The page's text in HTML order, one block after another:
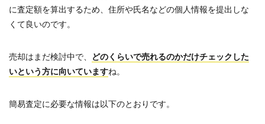
に査定額を算出するため、住所や氏名などの個人情報を提出しな
くて良いのです。
売却はまだ検討中で、
どのくらいで売れるのかだけチェックした
いという方に向いていますね。
簡易査定に必要な情報は以下のとおりです。